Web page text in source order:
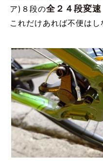
ア)８段の全２４段変速
これだけあれば不便はし